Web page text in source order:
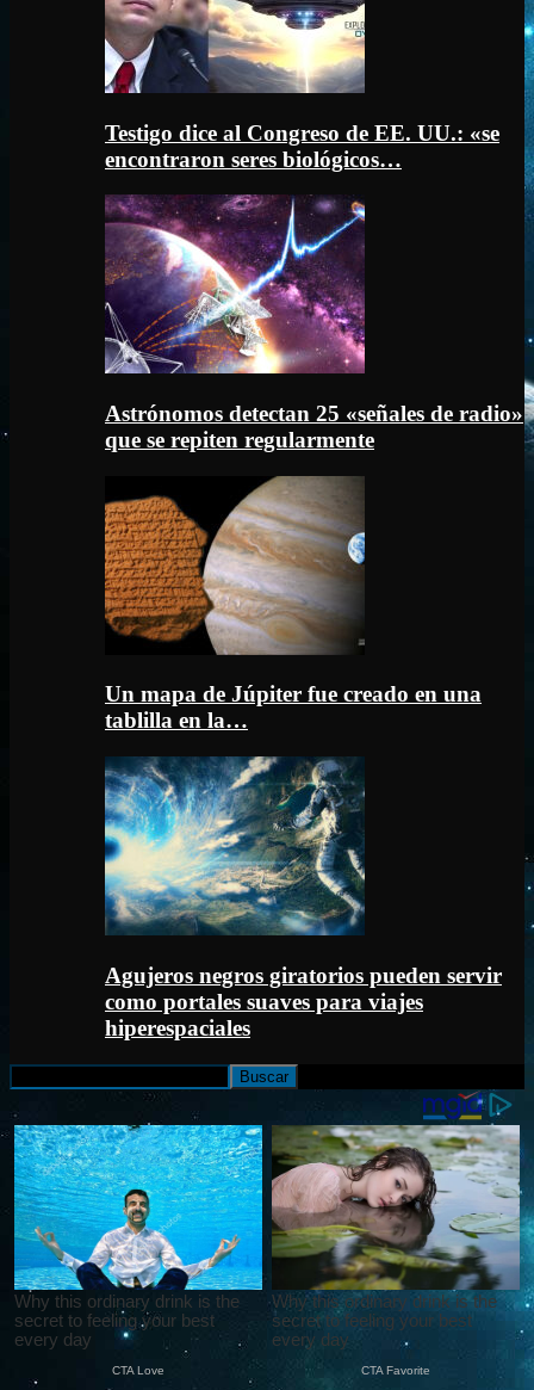
Testigo dice al Congreso de EE. UU.: «se
encontraron seres biológicos…
Astrónomos detectan 25 «señales de radio»
que se repiten regularmente
Un mapa de Júpiter fue creado en una
tablilla en la…
Agujeros negros giratorios pueden servir
como portales suaves para viajes
hiperespaciales